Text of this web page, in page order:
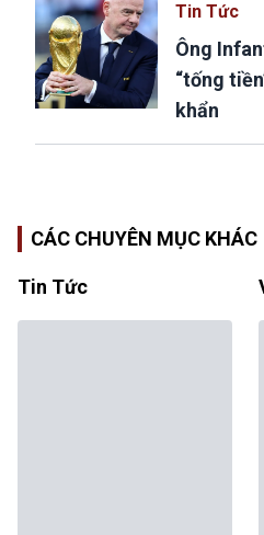
Tin Tức
Ông
“tống
khẩn
CÁC CHUYÊN MỤC KHÁC
Tin Tức